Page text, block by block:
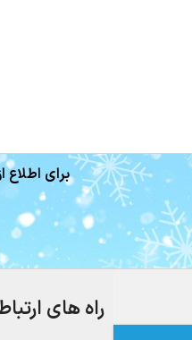
برای اطلاع
راه های